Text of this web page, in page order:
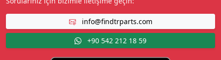
info@findtrparts.com
+90 542 212 18 59